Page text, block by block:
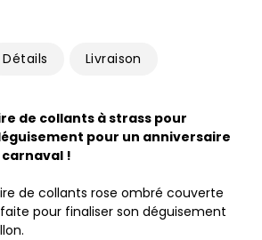
Détails Livraison
de collants à strass pour
pour un anniversaire
!
de collants rose ombré couverte
pour finaliser son déguisement